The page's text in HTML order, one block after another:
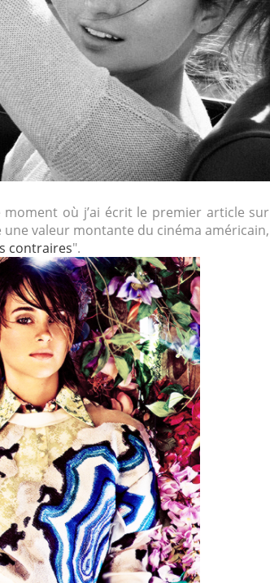
où j’ai écrit le premier article sur
une valeur montante du cinéma américain,
contraires".